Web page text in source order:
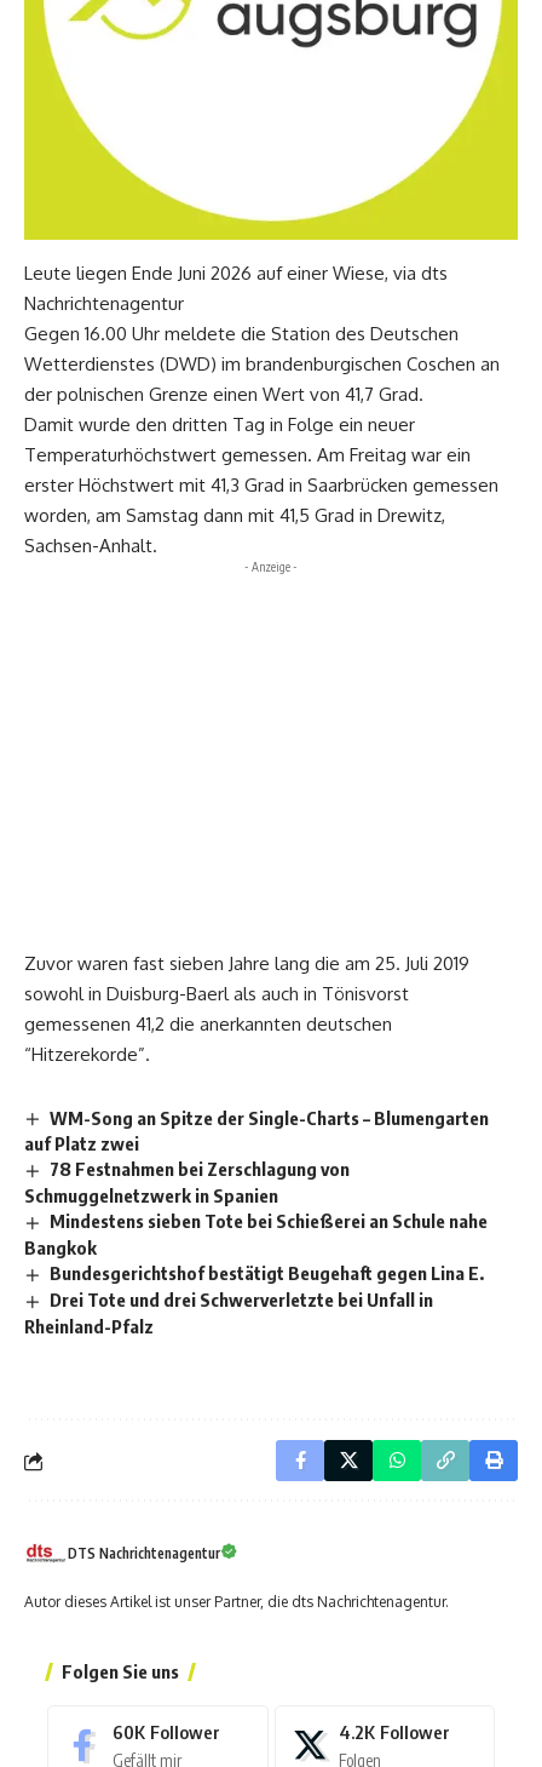
Leute liegen Ende Juni 2026 auf einer Wiese, via dts
Nachrichtenagentur
Gegen 16.00 Uhr meldete die Station des Deutschen
Wetterdienstes (DWD) im brandenburgischen Coschen an
der polnischen Grenze einen Wert von 41,7 Grad.
Damit wurde den dritten Tag in Folge ein neuer
Temperaturhöchstwert gemessen. Am Freitag war ein
erster Höchstwert mit 41,3 Grad in Saarbrücken gemessen
worden, am Samstag dann mit 41,5 Grad in Drewitz,
Sachsen-Anhalt.
- Anzeige -
Zuvor waren fast sieben Jahre lang die am 25. Juli 2019
sowohl in Duisburg-Baerl als auch in Tönisvorst
gemessenen 41,2 die anerkannten deutschen
“Hitzerekorde”.
WM-Song an Spitze der Single-Charts – Blumengarten
auf Platz zwei
78 Festnahmen bei Zerschlagung von
Schmuggelnetzwerk in Spanien
Mindestens sieben Tote bei Schießerei an Schule nahe
Bangkok
Bundesgerichtshof bestätigt Beugehaft gegen Lina E.
Drei Tote und drei Schwerverletzte bei Unfall in
Rheinland-Pfalz
DTS Nachrichtenagentur
Autor dieses Artikel ist unser Partner, die dts Nachrichtenagentur.
Folgen Sie uns
60K Follower
Gefällt mir
4.2K Follower
Folgen